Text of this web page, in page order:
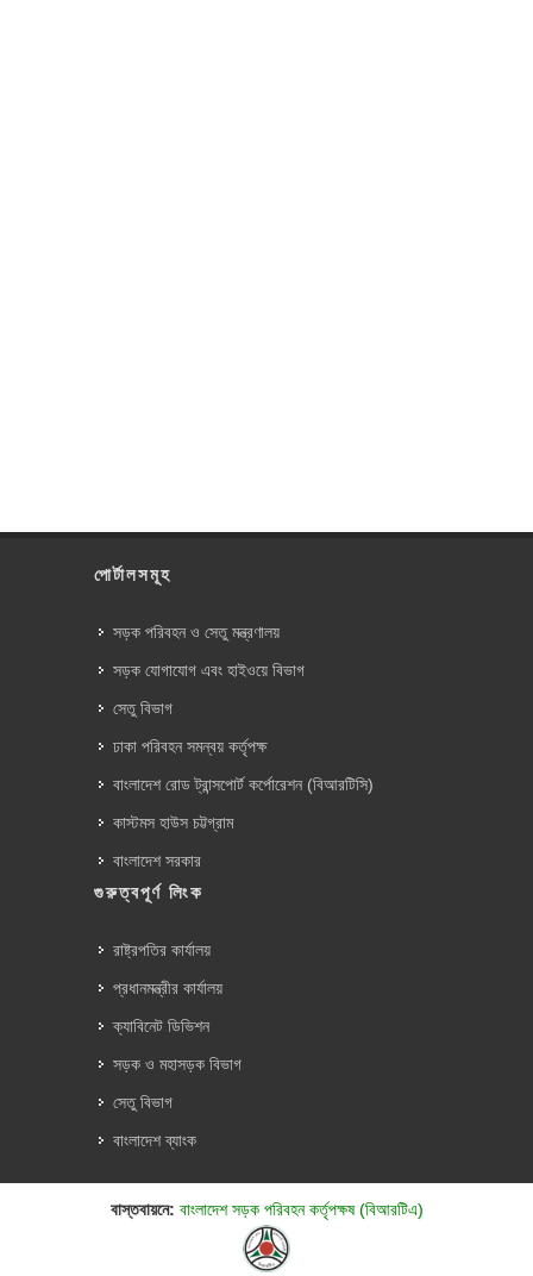
পোর্টালসমূহ
সড়ক পরিবহন ও সেতু মন্ত্রণালয়
সড়ক যোগাযোগ এবং হাইওয়ে বিভাগ
সেতু বিভাগ
ঢাকা পরিবহন সমন্বয় কর্তৃপক্ষ
বাংলাদেশ রোড ট্রান্সপোর্ট কর্পোরেশন (বিআরটিসি)
কাস্টমস হাউস চট্টগ্রাম
বাংলাদেশ সরকার
গুরুত্বপূর্ণ লিংক
রাষ্ট্রপতির কার্যালয়
প্রধানমন্ত্রীর কার্যালয়
ক্যাবিনেট ডিভিশন
সড়ক ও মহাসড়ক বিভাগ
সেতু বিভাগ
বাংলাদেশ ব্যাংক
বাস্তবায়নে: বাংলাদেশ সড়ক পরিবহন কর্তৃপক্ষ (বিআরটিএ)